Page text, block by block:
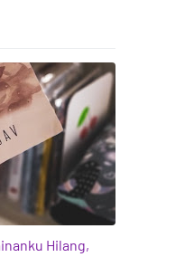
Hilang,